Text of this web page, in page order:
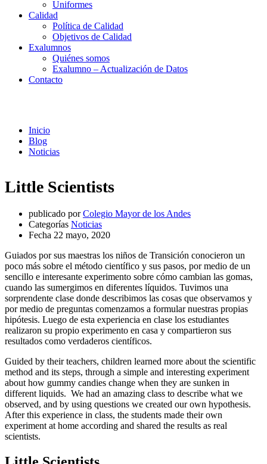
Uniformes
Calidad
Política de Calidad
Objetivos de Calidad
Exalumnos
Quiénes somos
Exalumno – Actualización de Datos
Contacto
Inicio
Blog
Noticias
Little Scientists
publicado por Colegio Mayor de los Andes
Categorías Noticias
Fecha 22 mayo, 2020
Guiados por sus maestras los niños de Transición conocieron un
poco más sobre el método científico y sus pasos, por medio de un
sencillo e interesante experimento sobre cómo cambian las gomas,
cuando las sumergimos en diferentes líquidos. Tuvimos una
sorprendente clase donde describimos las cosas que observamos y
por medio de preguntas comenzamos a formular nuestras propias
hipótesis. Luego de esta experiencia en clase los estudiantes
realizaron su propio experimento en casa y compartieron sus
resultados como verdaderos científicos.
Guided by their teachers, children learned more about the scientific
method and its steps, through a simple and interesting experiment
about how gummy candies change when they are sunken in
different liquids. We had an amazing class to describe what we
observed, and by using questions we created our own hypothesis.
After this experience in class, the students made their own
experiment at home according and shared the results as real
scientists.